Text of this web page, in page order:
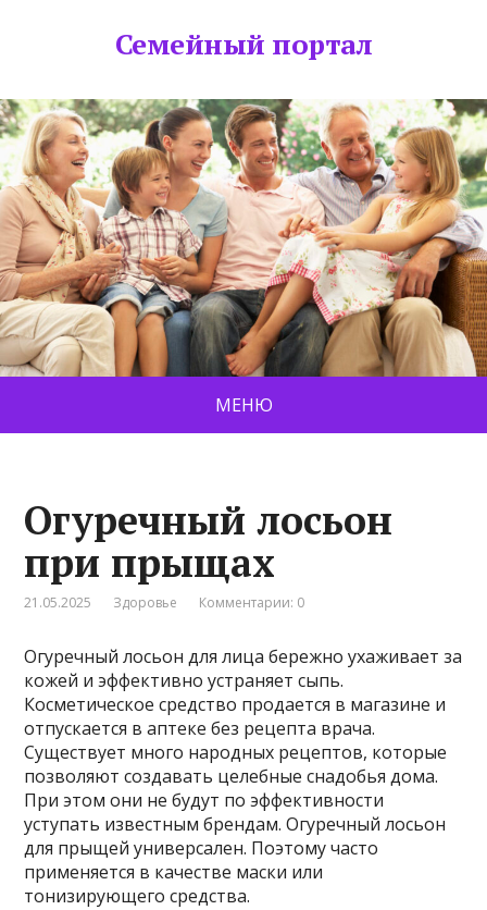
Семейный портал
МЕНЮ
Огуречный лосьон
при прыщах
21.05.2025 Здоровье Комментарии: 0
Огуречный лосьон для лица бережно ухаживает за
кожей и эффективно устраняет сыпь.
Косметическое средство продается в магазине и
отпускается в аптеке без рецепта врача.
Существует много народных рецептов, которые
позволяют создавать целебные снадобья дома.
При этом они не будут по эффективности
уступать известным брендам. Огуречный лосьон
для прыщей универсален. Поэтому часто
применяется в качестве маски или
тонизирующего средства.